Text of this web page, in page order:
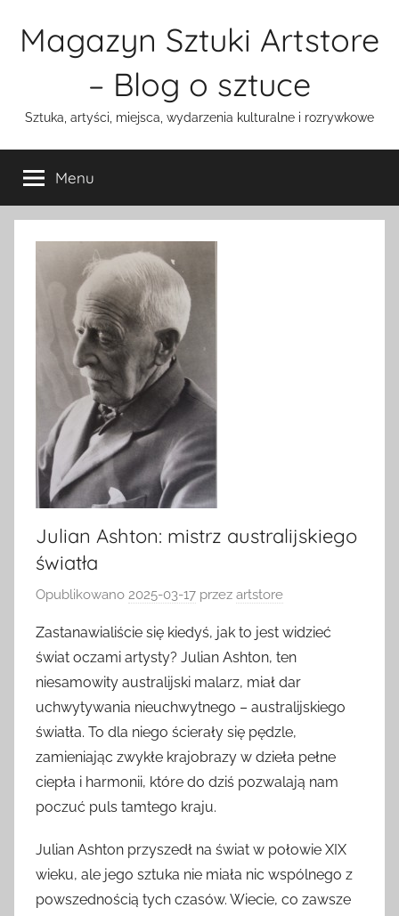
Magazyn Sztuki Artstore
– Blog o sztuce
Sztuka, artyści, miejsca, wydarzenia kulturalne i rozrywkowe
Menu
Julian Ashton: mistrz australijskiego
światła
Opublikowano 2025-03-17 przez artstore
Zastanawialiście się kiedyś, jak to jest widzieć
świat oczami artysty? Julian Ashton, ten
niesamowity australijski malarz, miał dar
uchwytywania nieuchwytnego – australijskiego
światła. To dla niego ścierały się pędzle,
zamieniając zwykłe krajobrazy w dzieła pełne
ciepła i harmonii, które do dziś pozwalają nam
poczuć puls tamtego kraju.
Julian Ashton przyszedł na świat w połowie XIX
wieku, ale jego sztuka nie miała nic wspólnego z
powszednością tych czasów. Wiecie, co zawsze